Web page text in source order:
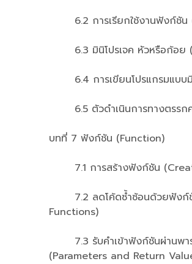
6.2 การเรียกใช้งานฟังก์ชัน
6.3 มินิโปรเจค หัวหรือก้อย
6.4 การเขียนโปรแกรมแบบ
6.5 ตัวดำเนินการทางตรรก
บทที่ 7 ฟังก์ชัน (Function)
7.1 การสร้างฟังก์ชัน
7.2 ลดโค้ดซ้ำซ้อนด้วยฟังก์
Functions)
7.3 รับคำเข้าฟังก์ชันผ่านพาร
(Parameters and Return